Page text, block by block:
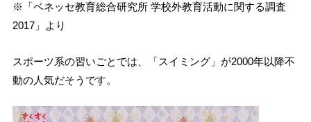
※「ベネッセ教育総合研究所 学校外教育活動に関する調査
2017」より
スポーツ系の習いごとでは、「スイミング」が2000年以降不
動の人気だそうです。